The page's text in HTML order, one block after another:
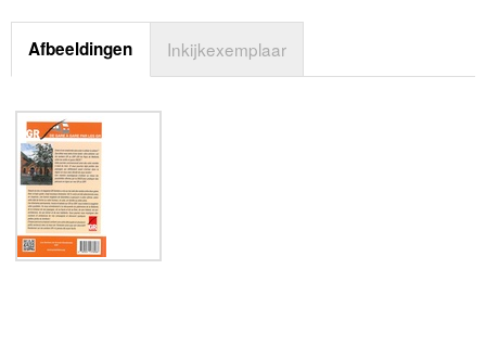
Afbeeldingen Inkijkexemplaar